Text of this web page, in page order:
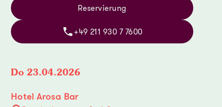
Reservierung
+49 211 930 7 7600
Do 23.04.2026
Hotel Arosa Bar